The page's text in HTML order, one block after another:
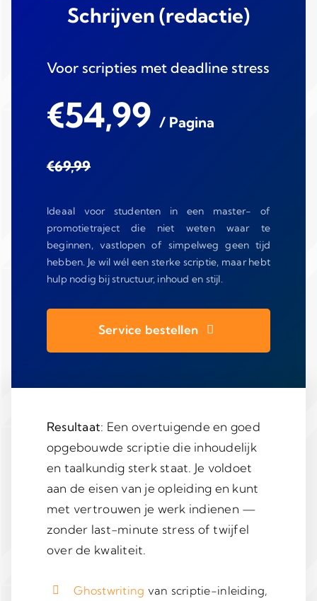
Schrijven (redactie)
Voor scripties met deadline stress
€54,99 / Pagina
€69,99
Ideaal voor studenten in een master- of
promotietraject die niet weten waar te
beginnen, vastlopen of simpelweg geen tijd
hebben. Je wil wél een sterke scriptie, maar hebt
hulp nodig bij structuur, inhoud en stijl.
Service bestellen
Resultaat: Een overtuigende en goed
opgebouwde scriptie die inhoudelijk
en taalkundig sterk staat. Je voldoet
aan de eisen van je opleiding en kunt
met vertrouwen je werk indienen —
zonder last-minute stress of twijfel
over de kwaliteit.
Ghostwriting van scriptie-inleiding,